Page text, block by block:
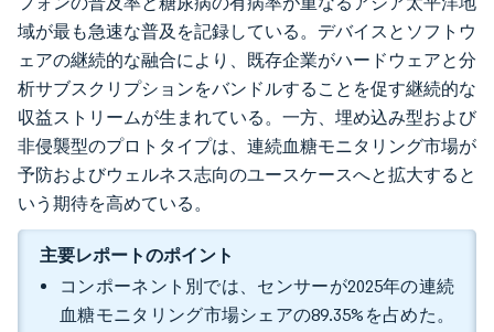
域が最も急速な普及を記録している。デバイスとソフトウ
ェアの継続的な融合により、既存企業がハードウェアと分
析サブスクリプションをバンドルすることを促す継続的な
収益ストリームが生まれている。一方、埋め込み型および
非侵襲型のプロトタイプは、連続血糖モニタリング市場が
予防およびウェルネス志向のユースケースへと拡大すると
いう期待を高めている。
主要レポートのポイント
コンポーネント別では、センサーが2025年の連続
血糖モニタリング市場シェアの89.35%を占めた。